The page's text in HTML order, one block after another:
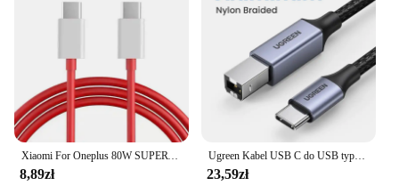
8,89zł
Ugreen Kabel USB C do USB typu B 2.0 do nowego MacBooka Pro HP Canon Brother Epson Dell Samsung Printer Typ C Przewód skanera drukarki
23,59zł